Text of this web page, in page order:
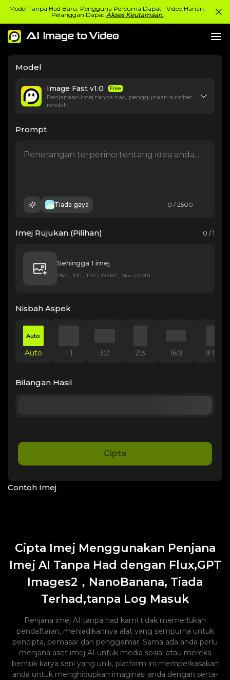
Model Tanpa Had Baru: Pengguna Percuma Dapat Video Harian.
Pelanggan Dapat Akses Keutamaan.
Model
Image Fast v1.0 Free
Penjanaan imej tanpa had, penggunaan sumber
rendah.
Prompt
Tiada gaya 0 / 2500
Imej Rujukan (Pilihan) 0 / 1
Sehingga 1 imej
PNG, JPG, JPEG, WEBP , Max 20 MB
Nisbah Aspek
Auto
Auto 1:1 3:2 2:3 16:9 9:16
Bilangan Hasil
Cipta
Contoh Imej
Cipta Imej Menggunakan Penjana
Imej AI Tanpa Had dengan Flux,GPT
Images2，NanoBanana, Tiada
Terhad,tanpa Log Masuk
Penjana imej AI tanpa had kami tidak memerlukan
pendaftaran, menjadikannya alat yang sempurna untuk
pencipta, pemasar dan penggemar. Sama ada anda perlu
menjana aset imej AI untuk media sosial atau mereka
bentuk karya seni yang unik, platform ini memperkasakan
anda untuk menghidupkan imaginasi anda dengan serta-